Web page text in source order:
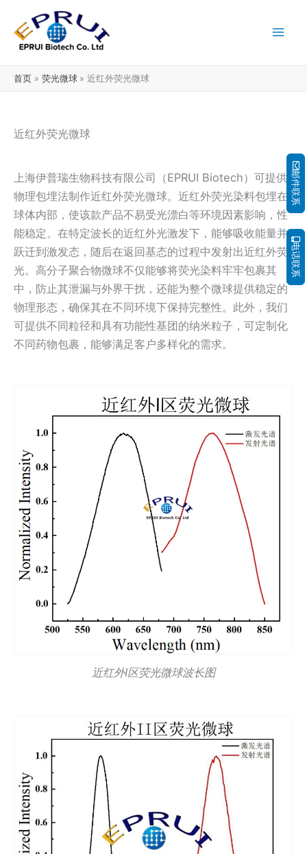
容
首页 荧光微球 近红外荧光微球
近红外荧光微球
上海伊普瑞生物科技有限公司（EPRUI Biotech）可提供
物理包埋法制作近红外荧光微球。近红外荧光染料包埋在
球体内部，使该款产品不易受光漂白等环境因素影响，性
能稳定。在特定波长的近红外光激发下，能够吸收能量并
跃迁到激发态，随后在返回基态的过程中发射出近红外荧
光。高分子聚合物微球不仅能够将荧光染料牢牢包裹其
中，防止其泄漏与外界干扰，还能为整个微球提供稳定的
物理形态，确保其在不同环境下保持完整性。此外，我们
可提供不同粒径和具有功能性基团的纳米粒子，可定制化
不同药物包裹，能够满足客户多样化的需求。
近红外I区荧光微球波长图
邮件联系
电话联系